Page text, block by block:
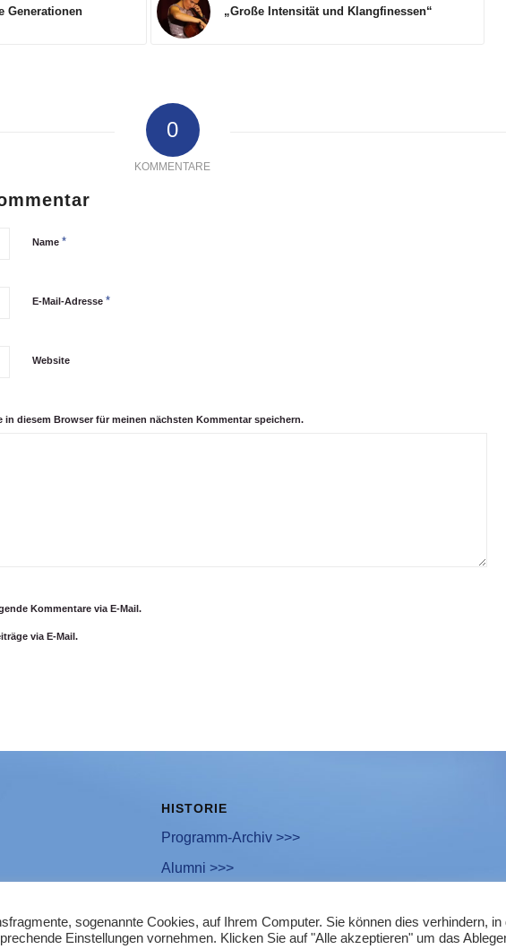
Generationen „Große Intensität und Klangfinessen“
0
KOMMENTARE
Name *
E-Mail-Adresse *
Website
in diesem Browser für meinen nächsten Kommentar speichern.
Kommentare via E-Mail.
via E-Mail.
HISTORIE
Programm-Archiv >>>
Alumni >>>
sogenannte Cookies, auf Ihrem Computer. Sie können dies verhindern, in
Einstellungen vornehmen. Klicken Sie auf "Alle akzeptieren" um das